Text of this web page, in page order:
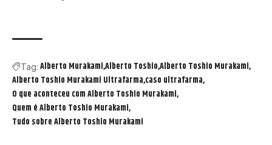
Tag: Alberto MurakamiAlberto ToshioAlberto Toshio Murakami
Alberto Toshio Murakami Ultrafarma caso ultrafarma
O que aconteceu com Alberto Toshio Murakami
Quem é Alberto Toshio Murakami
Tudo sobre Alberto Toshio Murakami